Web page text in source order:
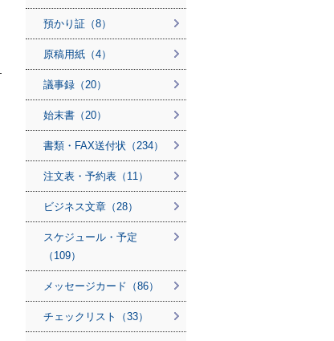
預かり証（8）
原稿用紙（4）
議事録（20）
始末書（20）
書類・FAX送付状（234）
注文表・予約表（11）
ビジネス文章（28）
スケジュール・予定
（109）
メッセージカード（86）
チェックリスト（33）